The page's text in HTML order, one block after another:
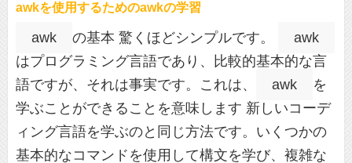
awkを使用するためのawkの学習
awk の基本 驚くほどシンプルです。
awk
はプログラミング言語であり、比較的基本的な言
語ですが、それは事実です。これは、
awk
を
学ぶことができることを意味します 新しいコーデ
ィング言語を学ぶのと同じ方法です。いくつかの
基本的なコマンドを使用して構文を学び、複雑な